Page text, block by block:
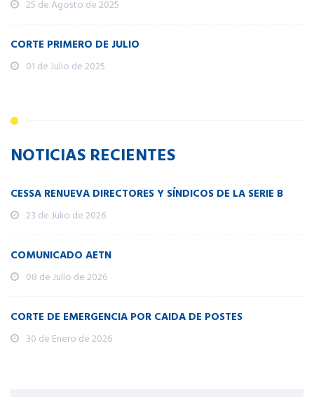
25 de Agosto de 2025
CORTE PRIMERO DE JULIO
01 de Julio de 2025
NOTICIAS RECIENTES
CESSA RENUEVA DIRECTORES Y SÍNDICOS DE LA SERIE B
23 de Julio de 2026
COMUNICADO AETN
08 de Julio de 2026
CORTE DE EMERGENCIA POR CAIDA DE POSTES
30 de Enero de 2026